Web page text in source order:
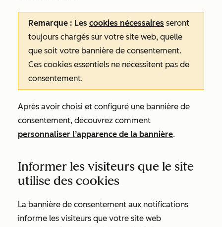
Remarque : Les cookies nécessaires seront
toujours chargés sur votre site web, quelle
que soit votre bannière de consentement.
Ces cookies essentiels ne nécessitent pas de
consentement.
Après avoir choisi et configuré une bannière de
consentement, découvrez comment
personnaliser l’apparence de la bannière.
Informer les visiteurs que le site
utilise des cookies
La bannière de consentement aux notifications
informe les visiteurs que votre site web